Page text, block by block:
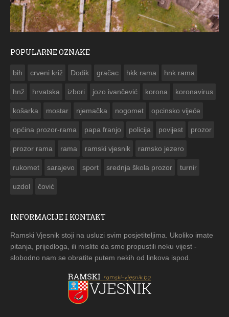
POPULARNE OZNAKE
bih crveni križ Dodik gračac hkk rama hnk rama
hnž hrvatska izbori jozo ivančević korona koronavirus
košarka mostar njemačka nogomet opcinsko vijeće
općina prozor-rama papa franjo policija povijest prozor
prozor rama rama ramski vjesnik ramsko jezero
rukomet sarajevo sport srednja škola prozor turnir
uzdol čović
INFORMACIJE I KONTAKT
Ramski Vjesnik stoji na usluzi svim posjetiteljima. Ukoliko imate
pitanja, prijedloga, ili mislite da smo propustili neku vijest -
slobodno nam se obratite putem nekih od linkova ispod.